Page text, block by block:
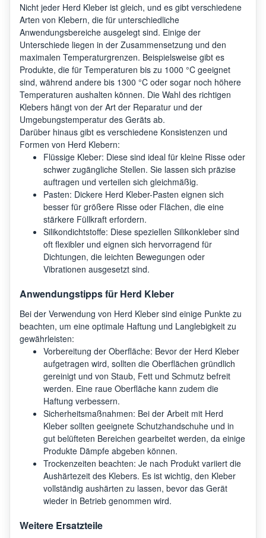
Nicht jeder Herd Kleber ist gleich, und es gibt verschiedene
Arten von Klebern, die für unterschiedliche
Anwendungsbereiche ausgelegt sind. Einige der
Unterschiede liegen in der Zusammensetzung und den
maximalen Temperaturgrenzen. Beispielsweise gibt es
Produkte, die für Temperaturen bis zu 1000 °C geeignet
sind, während andere bis 1300 °C oder sogar noch höhere
Temperaturen aushalten können. Die Wahl des richtigen
Klebers hängt von der Art der Reparatur und der
Umgebungstemperatur des Geräts ab.
Darüber hinaus gibt es verschiedene Konsistenzen und
Formen von Herd Klebern:
Flüssige Kleber: Diese sind ideal für kleine Risse oder
schwer zugängliche Stellen. Sie lassen sich präzise
auftragen und verteilen sich gleichmäßig.
Pasten: Dickere Herd Kleber-Pasten eignen sich
besser für größere Risse oder Flächen, die eine
stärkere Füllkraft erfordern.
Silikondichtstoffe: Diese speziellen Silikonkleber sind
oft flexibler und eignen sich hervorragend für
Dichtungen, die leichten Bewegungen oder
Vibrationen ausgesetzt sind.
Anwendungstipps für Herd Kleber
Bei der Verwendung von Herd Kleber sind einige Punkte zu
beachten, um eine optimale Haftung und Langlebigkeit zu
gewährleisten:
Vorbereitung der Oberfläche: Bevor der Herd Kleber
aufgetragen wird, sollten die Oberflächen gründlich
gereinigt und von Staub, Fett und Schmutz befreit
werden. Eine raue Oberfläche kann zudem die
Haftung verbessern.
Sicherheitsmaßnahmen: Bei der Arbeit mit Herd
Kleber sollten geeignete Schutzhandschuhe und in
gut belüfteten Bereichen gearbeitet werden, da einige
Produkte Dämpfe abgeben können.
Trockenzeiten beachten: Je nach Produkt variiert die
Aushärtezeit des Klebers. Es ist wichtig, den Kleber
vollständig aushärten zu lassen, bevor das Gerät
wieder in Betrieb genommen wird.
Weitere Ersatzteile